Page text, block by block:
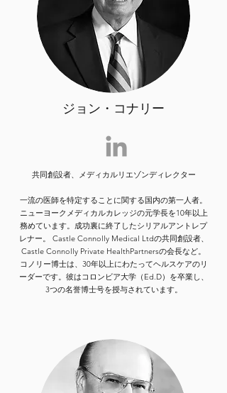
ジョン・コナリー
共同創設者、メディカルリエゾンディレクター
一流の医師を特定することに関する国内の第一人者。
ニューヨークメディカルカレッジの元学長を10年以上
務めています。成功裏に終了したシリアルアントレプ
レナー。 Castle Connolly Medical Ltdの共同創設者、
Castle Connolly Private HealthPartnersの会長など。
コノリー博士は、30年以上にわたってヘルスケアのリ
ーダーです。彼はコロンビア大学（Ed.D）を卒業し、
3つの名誉博士号を授与されています。